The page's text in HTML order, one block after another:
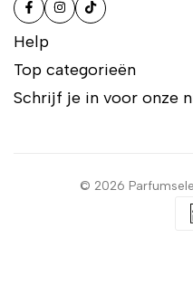
Help
Top categorieën
Schrijf je in voor onze
© 2026